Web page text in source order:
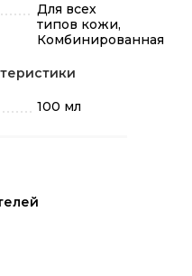
Для всех
типов кожи,
Комбинированная
100 мл